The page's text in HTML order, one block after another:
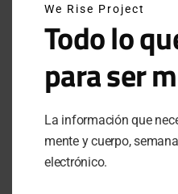
SUSCRÍBETE A NUESTRO
Al hacer clic en este
estas de acuerdo con
almacenamiento de
We Rise Project
Todo lo
para ser
La información que
mente y cuerpo,
electrónico.